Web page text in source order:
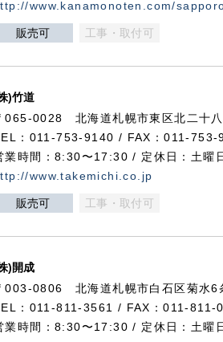
www.kanamonoten.com/
販売可 工事・取付可
)竹道
065-0028 北海道札幌市東区北二十
：011-753-9140 / FAX：011-
業時間：8:30〜17:30 / 定休日：土曜
www.takemichi.co.jp
販売可 工事・取付可
)開成
003-0806 北海道札幌市白石区菊水6
：011-811-3561 / FAX：011-811-
業時間：8:30〜17:30 / 定休日：土曜